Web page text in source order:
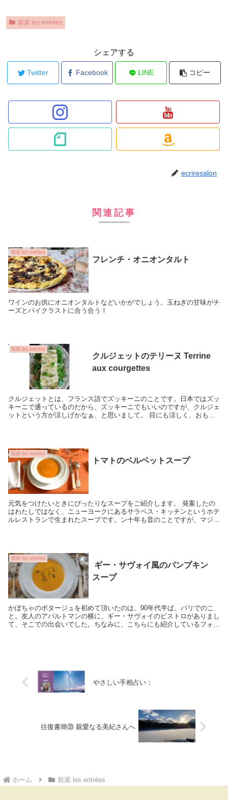
前菜 les entrées
シェアする
Twitter Facebook LINE コピー
ecriresalon
関連記事
前菜 les entrées
フレンチ・オニオンタルト
ワインのお供にオニオンタルトなどいかがでしょう。玉ねぎの甘味がチ
ーズとパイクラストに合う合う！
前菜 les entrées
クルジェットのテリーヌ Terrine
aux courgettes
クルジェットとは、フランス語でズッキーニのことです。日本ではズッ
キーニで通っているのだから、ズッキーニでもいいのですが、クルジェ
ットという方が涼しげかなぁ、と思いまして。 目にも涼しく、おもて
前菜 les entrées
トマトのベルベットスープ
元気をつけたいときにぴったりなスープをご紹介します。 発案したの
はわたしではなく、ニューヨークにあるサラベス・キッチンというホテ
ルレストランで生まれたスープです。ン十年も昔のことですが、マジソ
前菜 les entrées
ギー・サヴォイ風のパンプキン
スープ
かぼちゃのポタージュを初めて頂いたのは、90年代半ば、パリでのこ
と。友人のアパルトマンの横に、ギー・サヴォイのビストロがありまし
て、そこでの出会いでした。ちなみに、こちらにも紹介しているフォン
やさしい手相占い：
往復書簡⑳ 親愛なる美紀さんへ
ホーム 前菜 les entrées